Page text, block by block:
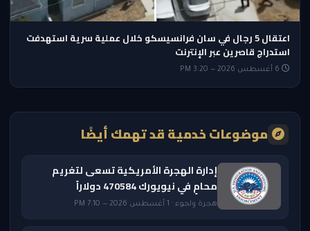
اعتقال 5 رجال في سان فرانسيسكو خلال عملية سرية استهدفت
استدراج قاصرين عبر الإنترنت
موضوعات خدمية قد تهمك أيضًا
إدارة الهجرة الأمريكية تسعى لتغريم
محامٍ في نيويورك 470584 دولاراً
هجرة ولجوء · 1 أغسطس 2026 — 7:10 PM